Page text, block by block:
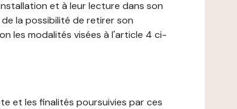
et à leur lecture dans son
la possibilité de retirer son
les modalités visées à l'article 4 ci-
et les finalités poursuivies par ces